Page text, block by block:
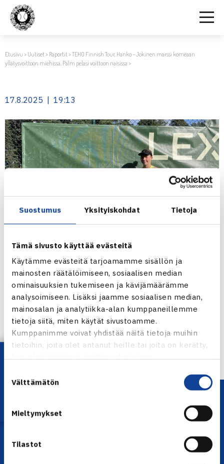
Suostumus Yksityiskohdat Tietoja
Tämä sivusto käyttää evästeitä
Käytämme evästeitä tarjoamamme sisällön ja
mainosten räätälöimiseen, sosiaalisen median
ominaisuuksien tukemiseen ja kävijämäärämme
analysoimiseen. Lisäksi jaamme sosiaalisen median,
mainosalan ja analytiikka-alan kumppaneillemme
tietoja siitä, miten käytät sivustoamme.
Kumppanimme voivat yhdistää näitä tietoja muihin
tietoihin, joita olet antanut heille tai joita on kerätty,
valinta
Välttämätön
Mieltymykset
Tilastot
Etusivu > Uutiset> Raportit>TEHO Finnish Tour, Hanko – Jokinen marssi komeaan
yllätysvoittoon miehissä, Palm pelasi voittoon naisissa >
17.8.2025 | 19:13
Jaa:
← Edellinen
Lataa OmaTennis!